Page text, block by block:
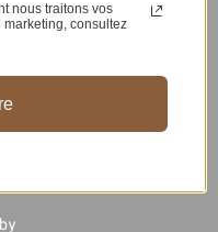
nous traitons vos
consultez